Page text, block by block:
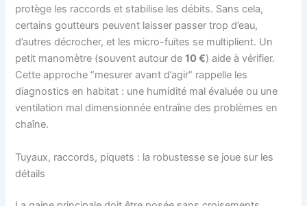
protège les raccords et stabilise les débits. Sans cela,
certains goutteurs peuvent laisser passer trop d’eau,
d’autres décrocher, et les micro-fuites se multiplient. Un
petit manomètre (souvent autour de10 €) aide à vérifier.
Cette approche “mesurer avant d’agir” rappelle les
diagnostics en habitat : une humidité mal évaluée ou une
ventilation mal dimensionnée entraîne des problèmes en
chaîne.
Tuyaux, raccords, piquets : la robustesse se joue sur les
détails